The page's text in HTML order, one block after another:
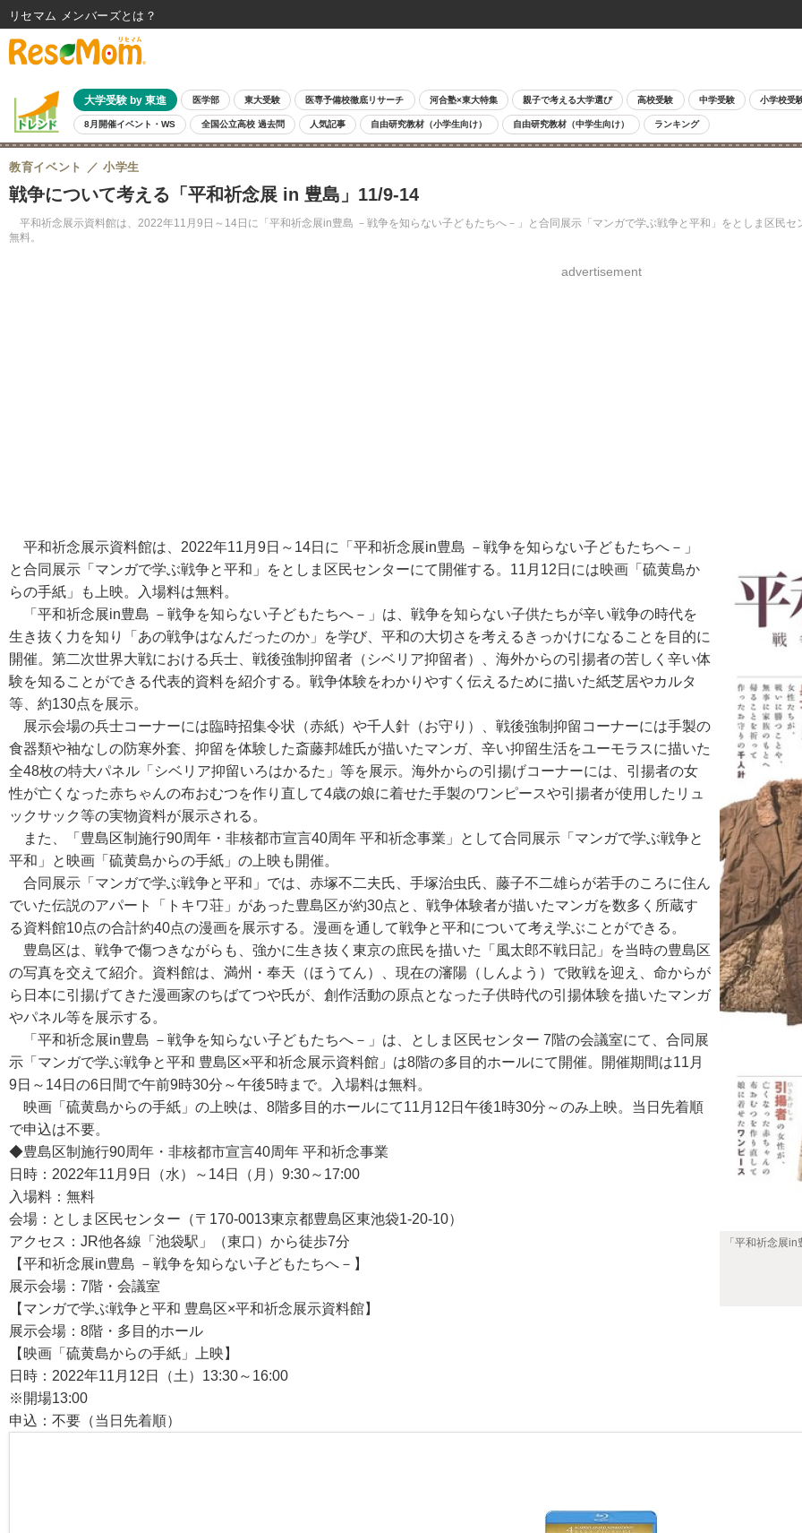
大学受験 by 東進 医学部 東大受験 医専予備校徹底リサーチ 河合塾×東大特集 親子で考える大学選び 高校受験 中学受験 小学校受
8月開催イベント・WS 全国公立高校 過去問 人気記事 自由研究教材（小学生向け） 自由研究教材（中学生向け） ランキング
戦争について考える「平和祈念展 in 豊島」11/9-14
平和祈念展示資料館は、2022年11月9日～14日に「平和祈念展in豊島 －戦争を知らない子どもたちへ－」と合同展示「マンガで学ぶ戦争と平和」をとしま区民
無料。
教育イベント 小学生
advertisement
「平和祈念展
平和祈念展示資料館は、2022年11月9日～14日に「平和祈念展in豊島 －戦争を知らない子どもたちへ－」
と合同展示「マンガで学ぶ戦争と平和」をとしま区民センターにて開催する。11月12日には映画「硫黄島か
らの手紙」も上映。入場料は無料。
「平和祈念展in豊島 －戦争を知らない子どもたちへ－」は、戦争を知らない子供たちが辛い戦争の時代を
生き抜く力を知り「あの戦争はなんだったのか」を学び、平和の大切さを考えるきっかけになることを目的に
開催。第二次世界大戦における兵士、戦後強制抑留者（シベリア抑留者）、海外からの引揚者の苦しく辛い体
験を知ることができる代表的資料を紹介する。戦争体験をわかりやすく伝えるために描いた紙芝居やカルタ
等、約130点を展示。
展示会場の兵士コーナーには臨時招集令状（赤紙）や千人針（お守り）、戦後強制抑留コーナーには手製の
食器類や袖なしの防寒外套、抑留を体験した斎藤邦雄氏が描いたマンガ、辛い抑留生活をユーモラスに描いた
全48枚の特大パネル「シベリア抑留いろはかるた」等を展示。海外からの引揚げコーナーには、引揚者の女
性が亡くなった赤ちゃんの布おむつを作り直して4歳の娘に着せた手製のワンピースや引揚者が使用したリュ
ックサック等の実物資料が展示される。
また、「豊島区制施行90周年・非核都市宣言40周年 平和祈念事業」として合同展示「マンガで学ぶ戦争と
平和」と映画「硫黄島からの手紙」の上映も開催。
合同展示「マンガで学ぶ戦争と平和」では、赤塚不二夫氏、手塚治虫氏、藤子不二雄らが若手のころに住ん
でいた伝説のアパート「トキワ荘」があった豊島区が約30点と、戦争体験者が描いたマンガを数多く所蔵す
る資料館10点の合計約40点の漫画を展示する。漫画を通して戦争と平和について考え学ぶことができる。
豊島区は、戦争で傷つきながらも、強かに生き抜く東京の庶民を描いた「風太郎不戦日記」を当時の豊島区
の写真を交えて紹介。資料館は、満州・奉天（ほうてん）、現在の瀋陽（しんよう）で敗戦を迎え、命からが
ら日本に引揚げてきた漫画家のちばてつや氏が、創作活動の原点となった子供時代の引揚体験を描いたマンガ
やパネル等を展示する。
「平和祈念展in豊島 －戦争を知らない子どもたちへ－」は、としま区民センター 7階の会議室にて、合同展
示「マンガで学ぶ戦争と平和 豊島区×平和祈念展示資料館」は8階の多目的ホールにて開催。開催期間は11月
9日～14日の6日間で午前9時30分～午後5時まで。入場料は無料。
映画「硫黄島からの手紙」の上映は、8階多目的ホールにて11月12日午後1時30分～のみ上映。当日先着順
で申込は不要。
◆豊島区制施行90周年・非核都市宣言40周年 平和祈念事業
日時：2022年11月9日（水）～14日（月）9:30～17:00
入場料：無料
会場：としま区民センター（〒170-0013東京都豊島区東池袋1-20-10）
アクセス：JR他各線「池袋駅」（東口）から徒歩7分
【平和祈念展in豊島 －戦争を知らない子どもたちへ－】
展示会場：7階・会議室
【マンガで学ぶ戦争と平和 豊島区×平和祈念展示資料館】
展示会場：8階・多目的ホール
【映画「硫黄島からの手紙」上映】
日時：2022年11月12日（土）13:30～16:00
※開場13:00
申込：不要（当日先着順）
リセマム メンバーズ